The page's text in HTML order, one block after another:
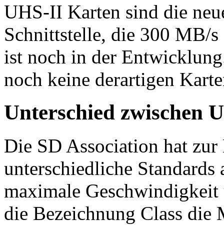
UHS-II Karten sind die
Schnittstelle, die 300 MB/
ist noch in der
noch keine derartigen
Unterschied zwischen
Die SD Association hat
unterschiedliche Standards
maximale
die Bezeichnung Class